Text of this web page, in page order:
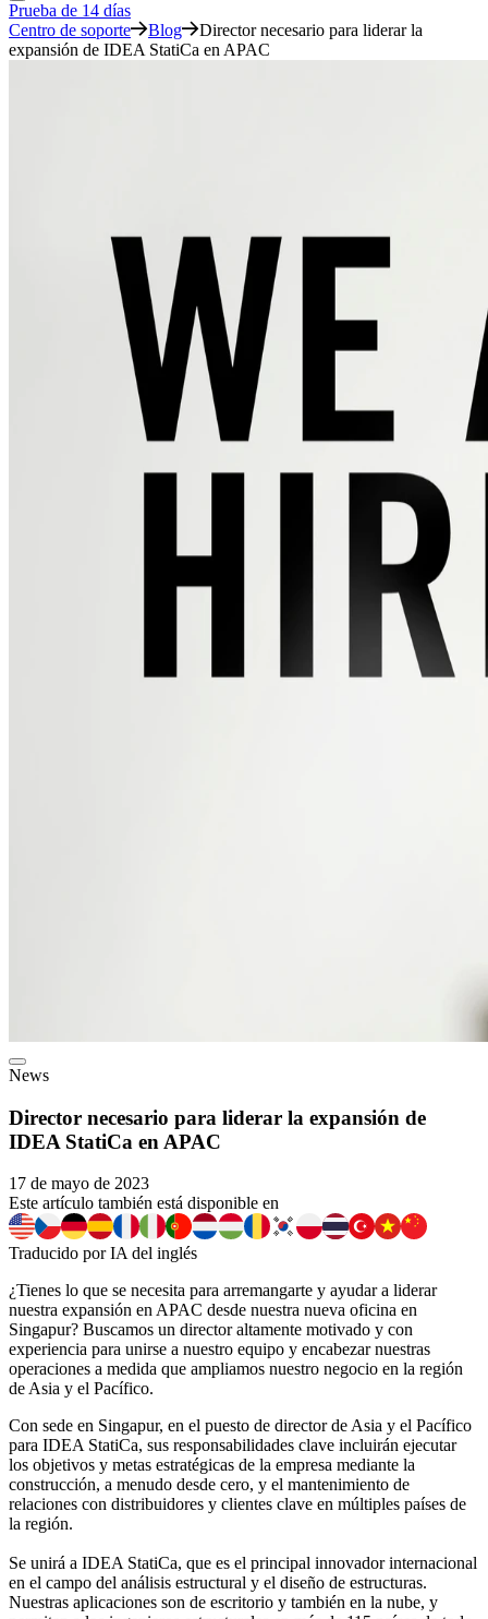
Prueba de 14 días
Centro de soporte
Blog
Director necesario para liderar la
expansión de IDEA StatiCa en APAC
News
Director necesario para liderar la expansión de
IDEA StatiCa en APAC
17 de mayo de 2023
Este artículo también está disponible en
Traducido por IA del inglés
¿Tienes lo que se necesita para arremangarte y ayudar a liderar
nuestra expansión en APAC desde nuestra nueva oficina en
Singapur? Buscamos un director altamente motivado y con
experiencia para unirse a nuestro equipo y encabezar nuestras
operaciones a medida que ampliamos nuestro negocio en la región
de Asia y el Pacífico.
Con sede en Singapur, en el puesto de director de Asia y el Pacífico
para IDEA StatiCa, sus responsabilidades clave incluirán ejecutar
los objetivos y metas estratégicas de la empresa mediante la
construcción, a menudo desde cero, y el mantenimiento de
relaciones con distribuidores y clientes clave en múltiples países de
la región.
Se unirá a IDEA StatiCa, que es el principal innovador internacional
en el campo del análisis estructural y el diseño de estructuras.
Nuestras aplicaciones son de escritorio y también en la nube, y